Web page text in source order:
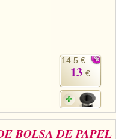
14.5 €
13 €
BOLSA DE PAPEL